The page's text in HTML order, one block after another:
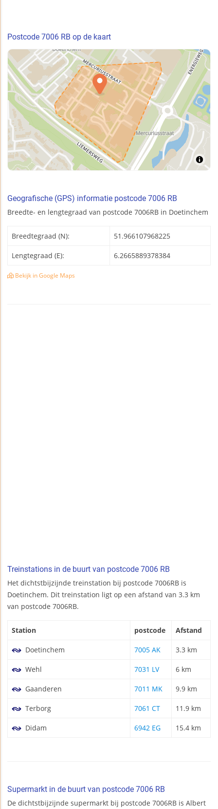
Postcode 7006 RB op de kaart
Geografische (GPS) informatie postcode 7006 RB
Breedte- en lengtegraad van postcode 7006RB in Doetinchem
Breedtegraad (N): 51.966107968225
Lengtegraad (E): 6.2665889378384
Bekijk in Google Maps
Treinstations in de buurt van postcode 7006 RB
Het dichtstbijzijnde treinstation bij postcode 7006RB is
Doetinchem. Dit treinstation ligt op een afstand van 3.3 km
van postcode 7006RB.
Station postcode Afstand
Doetinchem 7005 AK 3.3 km
Wehl 7031 LV 6 km
Gaanderen 7011 MK 9.9 km
Terborg 7061 CT 11.9 km
Didam 6942 EG 15.4 km
Supermarkt in de buurt van postcode 7006 RB
De dichtstbijzijnde supermarkt bij postcode 7006RB is Albert